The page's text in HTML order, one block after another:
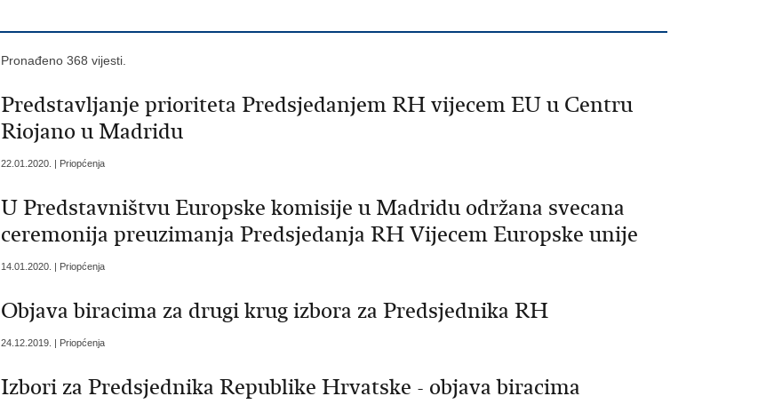
Pronađeno 368 vijesti.
Predstavljanje prioriteta Predsjedanjem RH vijecem EU u Centru
Riojano u Madridu
22.01.2020. | Priopćenja
U Predstavništvu Europske komisije u Madridu održana svecana
ceremonija preuzimanja Predsjedanja RH Vijecem Europske unije
14.01.2020. | Priopćenja
Objava biracima za drugi krug izbora za Predsjednika RH
24.12.2019. | Priopćenja
Izbori za Predsjednika Republike Hrvatske - objava biracima